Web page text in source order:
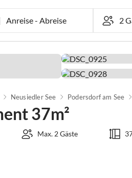
Anreise-Abreise
Neusiedler See Podersdorf am See
37m²
Max. 2 Gäste